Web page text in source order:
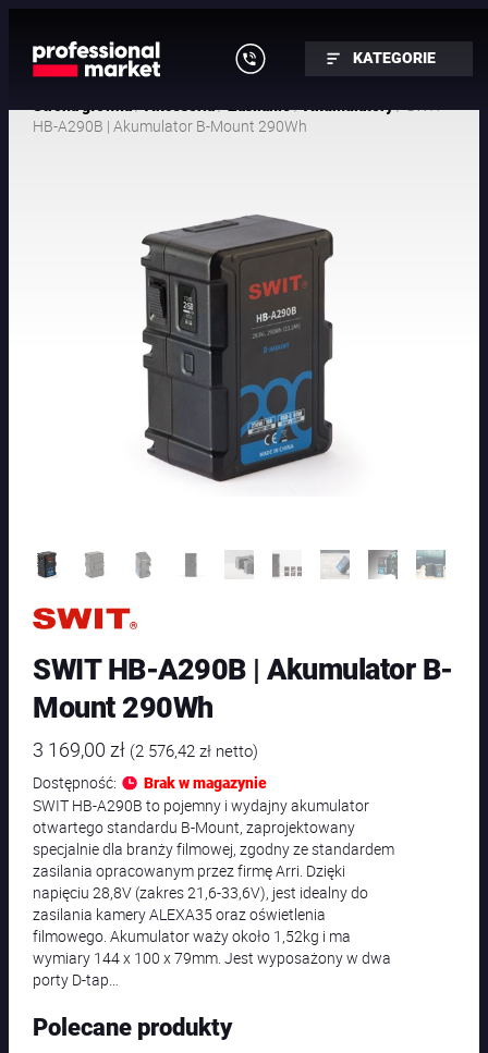
KATEGORIE
/ / /
/ SWIT
HB-A290B | Akumulator B-Mount 290Wh
SWIT HB-A290B | Akumulator B-
Mount 290Wh
3 169,00zł (2 576,42zł netto)
Dostępność:
Brak w magazynie
SWIT HB-A290B to pojemny i wydajny akumulator
otwartego standardu B-Mount, zaprojektowany
specjalnie dla branży filmowej, zgodny ze standardem
zasilania opracowanym przez firmę Arri. Dzięki
napięciu 28,8V (zakres 21,6-33,6V), jest idealny do
zasilania kamery ALEXA35 oraz oświetlenia
filmowego. Akumulator waży około 1,52kg i ma
wymiary 144 x 100 x 79mm. Jest wyposażony w dwa
porty D-tap…
Polecane produkty